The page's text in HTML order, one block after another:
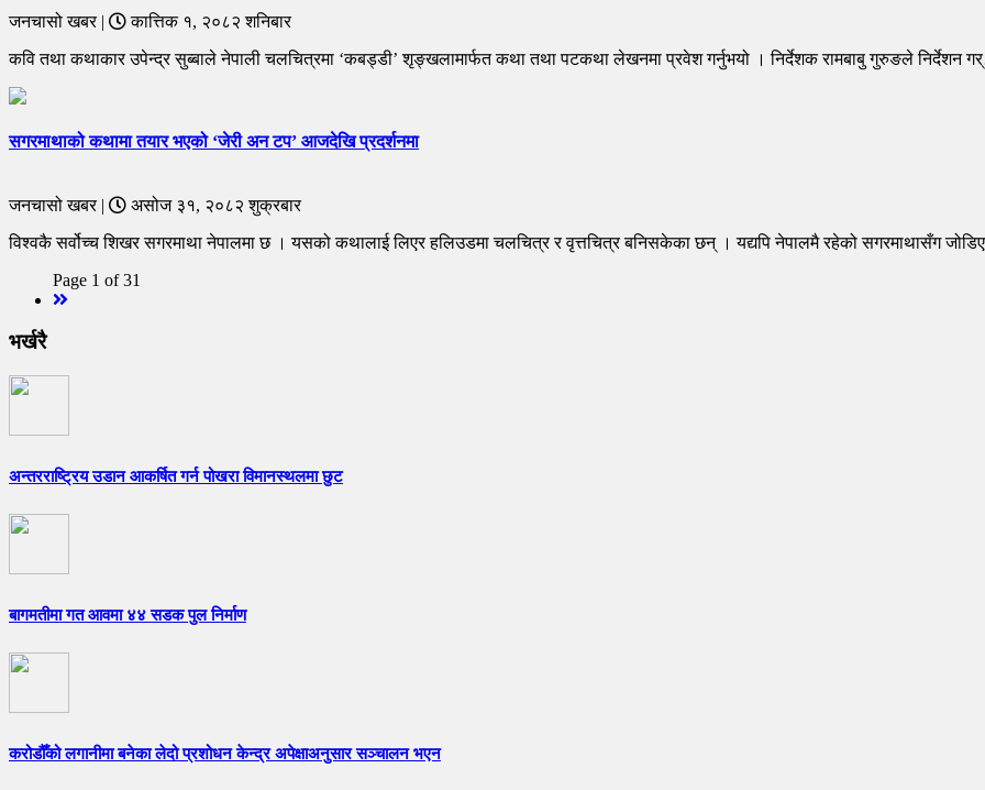
जनचासो खबर |
कात्तिक १, २०८२ शनिबार
कवि तथा कथाकार उपेन्द्र सुब्बाले नेपाली चलचित्रमा ‘कबड्डी’ शृङ्खलामार्फत कथा तथा पटकथा लेखनमा प्रवेश गर्नुभयो । निर्देशक रामबाबु गुरुङले निर्देशन
सगरमाथाको कथामा तयार भएको ‘जेरी अन टप’ आजदेखि प्रदर्शनमा
जनचासो खबर |
असोज ३१, २०८२ शुक्रबार
विश्वकै सर्वोच्च शिखर सगरमाथा नेपालमा छ । यसको कथालाई लिएर हलिउडमा चलचित्र र वृत्तचित्र बनिसकेका छन् । यद्यपि नेपालमै रहेको सगरमाथासँग
Page 1 of 31
भर्खरै
अन्तरराष्ट्रिय उडान आकर्षित गर्न पोखरा विमानस्थलमा छुट
बागमतीमा गत आवमा ४४ सडक पुल निर्माण
करोडौँको लगानीमा बनेका लेदो प्रशोधन केन्द्र अपेक्षाअनुसार सञ्चालन भएन